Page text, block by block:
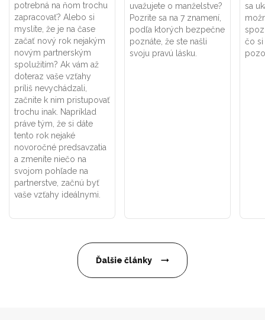
potrebná na ňom trochu
zapracovať? Alebo si
myslíte, že je na čase
začať nový rok nejakým
novým partnerským
spolužitím? Ak vám až
doteraz vaše vzťahy
príliš nevychádzali,
začnite k nim pristupovať
trochu inak. Napríklad
práve tým, že si dáte
tento rok nejaké
novoročné predsavzatia
a zmeníte niečo na
svojom pohľade na
partnerstve, začnú byť
vaše vzťahy ideálnymi.
uvažujete o manželstve?
Pozrite sa na 7 znamení,
podľa ktorých bezpečne
poznáte, že ste našli
svoju pravú lásku.
sa
čo si
Ďalšie články